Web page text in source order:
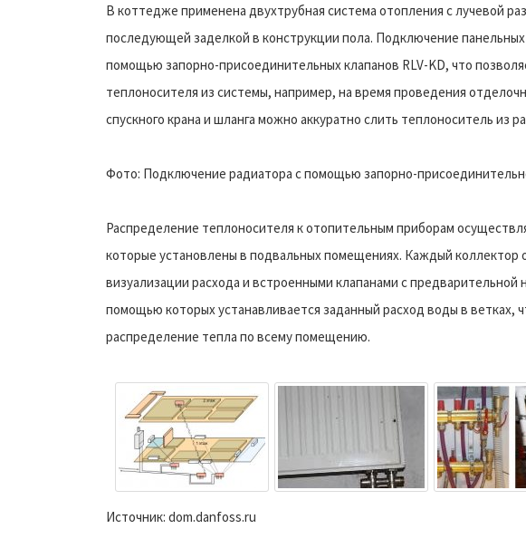
В коттедже применена двухтрубная система отопления с лучевой
последующей заделкой в конструкции пола. Подключение
помощью запорно-присоединительных клапанов RLV-KD, что
теплоносителя из системы, например, на время проведения
спускного крана и шланга можно аккуратно слить теплоноситель из
Фото: Подключение радиатора с помощью запорно-
Распределение теплоносителя к отопительным приборам
которые установлены в подвальных помещениях. Каждый коллектор
визуализации расхода и встроенными клапанами с предварительной
помощью которых устанавливается заданный расход воды в ветках,
распределение тепла по всему помещению.
Источник: dom.danfoss.ru